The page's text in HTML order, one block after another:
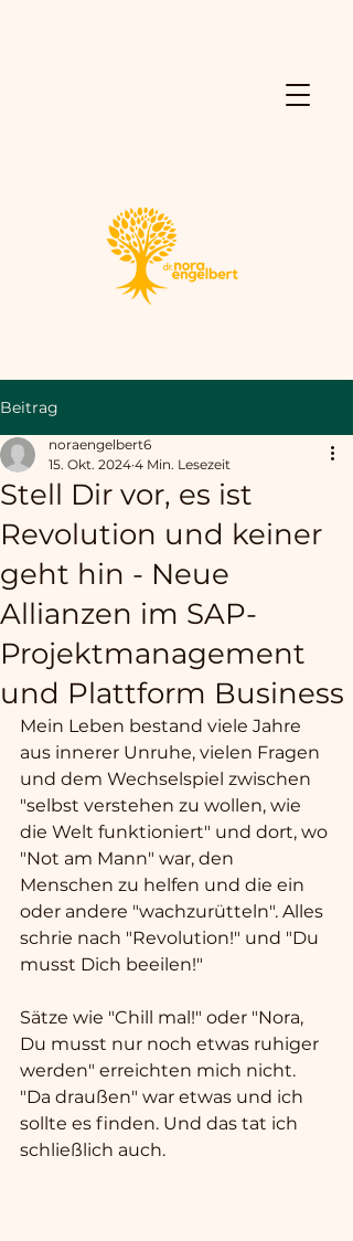
Beitrag
Stell Dir vor, es ist
Revolution und keiner
geht hin - Neue
Allianzen im SAP-
Projektmanagement
und Plattform Business
noraengelbert6
15. Okt. 2024 4 Min. Lesezeit
Mein Leben bestand viele Jahre
aus innerer Unruhe, vielen Fragen
und dem Wechselspiel zwischen
"selbst verstehen zu wollen, wie
die Welt funktioniert" und dort, wo
"Not am Mann" war, den
Menschen zu helfen und die ein
oder andere "wachzurütteln". Alles
schrie nach "Revolution!" und "Du
musst Dich beeilen!"
Sätze wie "Chill mal!" oder "Nora,
Du musst nur noch etwas ruhiger
werden" erreichten mich nicht.
"Da draußen" war etwas und ich
sollte es finden. Und das tat ich
schließlich auch.